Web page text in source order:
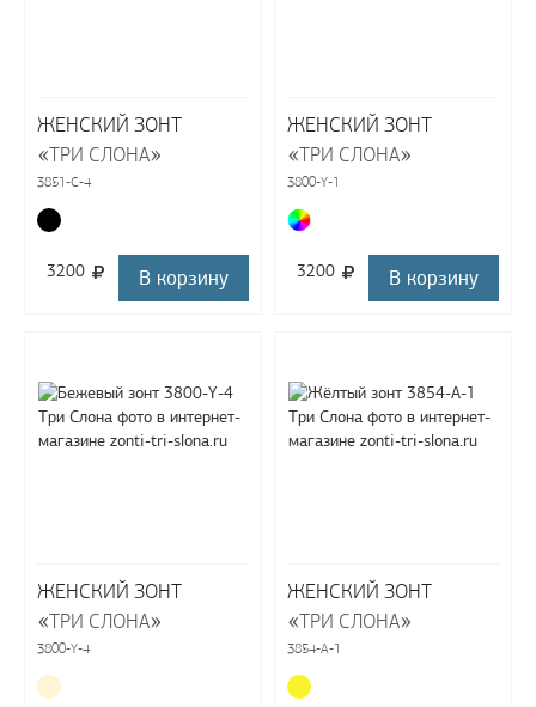
ЖЕНСКИЙ ЗОНТ
«ТРИ СЛОНА»
3851-C-4
3200 В корзину
ЖЕНСКИЙ ЗОНТ
«ТРИ СЛОНА»
3800-Y-1
3200 В корзину
ЖЕНСКИЙ ЗОНТ
«ТРИ СЛОНА»
3800-Y-4
ЖЕНСКИЙ ЗОНТ
«ТРИ СЛОНА»
3854-A-1